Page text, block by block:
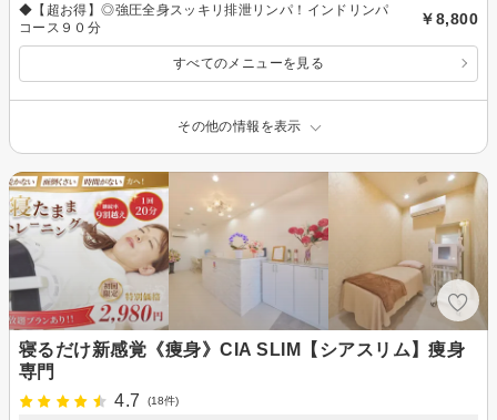
◆【超お得】◎強圧全身スッキリ排泄リンパ！インドリンパ
コース９０分
￥8,800
すべてのメニューを見る
その他の情報を表示
寝るだけ新感覚《痩身》CIA SLIM【シアスリム】痩身
専門
4.7
(18件)